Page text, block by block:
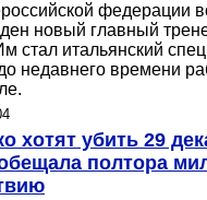
федерации
новый главный
стал итальянский
недавнего времени
хотят убить 29
полтора